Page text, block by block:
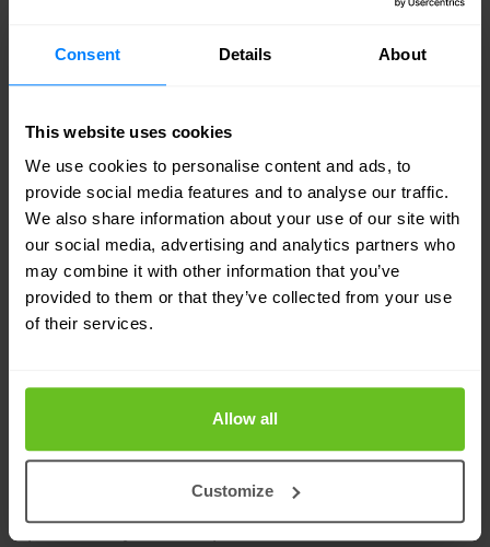
Consent Details About
This website uses cookies
We use cookies to personalise content and ads, to
provide social media features and to analyse our traffic.
We also share information about your use of our site with
our social media, advertising and analytics partners who
may combine it with other information that you’ve
provided to them or that they’ve collected from your use
of their services.
Allow all
Customize
grootvader van moederskant die aan de oorlog
ontsnapte - een man van grenzeloze
vriendelijkheid - heeft Sebastien Kher eigenlijk
geen andere rolmodellen nodig. Toch zegt hij
"immens respect" te hebben voor een sportman
als Rafael Nadal: "Hij is echt vriendelijk en
behandelt mensen met respect. Hoewel hij zeker
niet zo geslepen is als [Roger] Federer, dwingt zijn
vermogen om vriendelijk te zijn tegen iedereen
eigen sportniveau niet bijzonder hoog in, maar hij
maakt er wel tijd om regelmatig te trainen in
tennis. "Ik ben lid van een club en speel één keer
per week," zegt hij. Als kind van succesvolle
sporters - zijn vader speelde internationaal